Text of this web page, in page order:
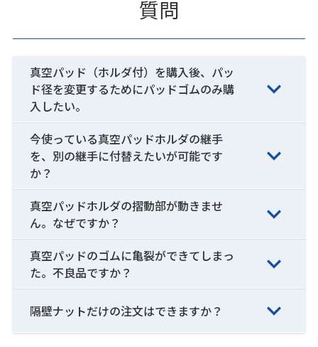
質問
真空パッド（ホルダ付）を購入後、パッ
ド径を変更するためにパッドゴムのみ購
入したい。
今使っている真空パッドホルダの継手
を、別の継手に付替えたいが可能です
か？
真空パッドホルダの摺動部が動きませ
ん。なぜですか？
真空パッドのゴムに亀裂ができてしまっ
た。不良品ですか？
隔壁ナットだけの注文はできますか？